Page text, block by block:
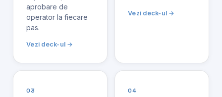
aprobare de
operator la fiecare
pas.
Vezi deck-ul →
Vezi deck-ul →
03 04